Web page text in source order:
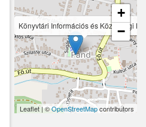
Könyvtári Információs és Közösségi
+
−
Leaflet | ©OpenStreetMapcontributors